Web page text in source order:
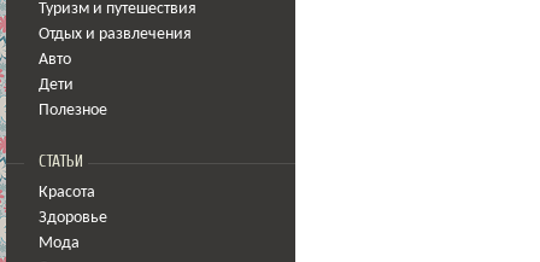
Туризм и путешествия
Отдых и развлечения
Авто
Дети
Полезное
СТАТЬИ
Красота
Здоровье
Мода